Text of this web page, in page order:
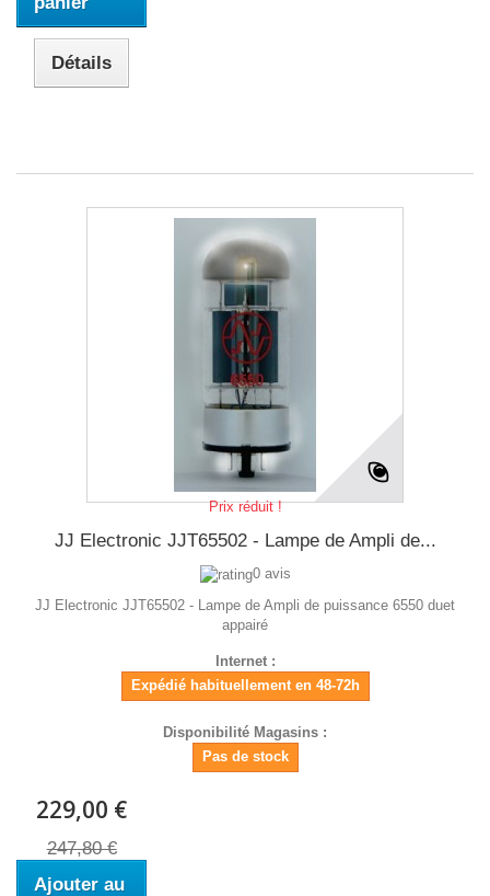
Détails
Prix réduit !
JJ Electronic JJT65502 - Lampe de Ampli de...
0 avis
JJ Electronic JJT65502 - Lampe de Ampli de puissance 6550 duet
appairé
Internet :
Expédié habituellement en 48-72h
Disponibilité Magasins :
Pas de stock
229,00 €
247,80 €
Ajouter au